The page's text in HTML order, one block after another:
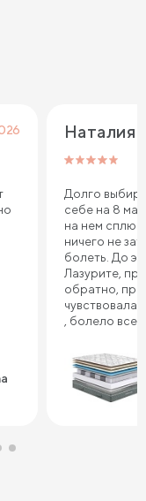
Наталия
Долго
себе на 8
на нем сплю.
ничего не
болеть. До
Лазурите,
обратно,
чувствовала
, болело все
Сонум к
дня .